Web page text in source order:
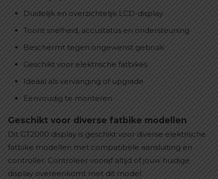
Duidelijk en overzichtelijk LCD-display
Toont snelheid, accustatus en ondersteuning
Beschermt tegen ongewenst gebruik
Geschikt voor elektrische fatbikes
Ideaal als vervanging of upgrade
Eenvoudig te monteren
Geschikt voor diverse fatbike modellen
Dit GT2000 display is geschikt voor diverse elektrische
fatbike modellen met compatibele aansluiting en
controller. Controleer vooraf altijd of jouw huidige
display overeenkomt met dit model.